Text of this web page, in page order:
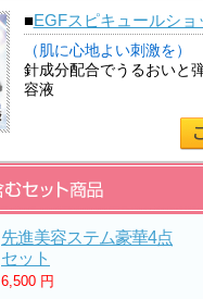
■EGFスピキュールショ
（肌に心地よい刺激を）
針成分配合でうるおいと
容液
先進美容ステム豪華4点
セット
6,500 円